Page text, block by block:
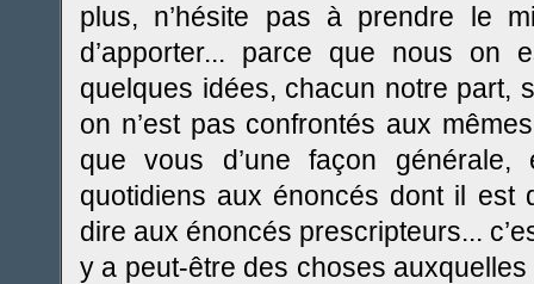
plus, n’hésite pas à prendre le
d’apporter... parce que nous
quelques idées, chacun notre part,
on n’est pas confrontés aux
que vous d’une façon
quotidiens aux énoncés dont il est
dire aux énoncés prescripteurs...
y a peut-être des choses